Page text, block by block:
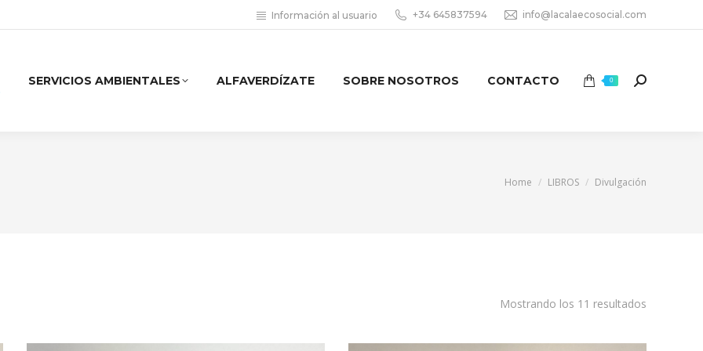
Información al usuario +34 645837594 info@lacalaecosocial.com
SERVICIOS AMBIENTALES ALFAVERDÍZATE SOBRE NOSOTROS CONTACTO 0 Search:
You are here:
Home LIBROS Divulgación
Mostrando los 11 resultados